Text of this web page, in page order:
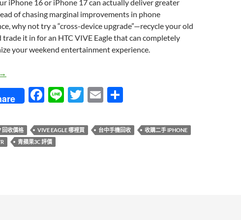
iPhone 16 or iPhone 17 can actually deliver greater
of chasing marginal improvements in phone
why not try a “cross-device upgrade”—recycle your old
trade it in for an HTC VIVE Eagle that can completely
your weekend entertainment experience.
iPhone 18 還沒出先別急！把舊 iPhone 17/16 拿來換 HTC VIVE Eagle
→
F
e
b
Li
e
T
itt
er
E
ail
回收價格 VIVE EAGLE 哪裡買 台中手機回收
收購二手 IPHONE
青蘋果3C 評價